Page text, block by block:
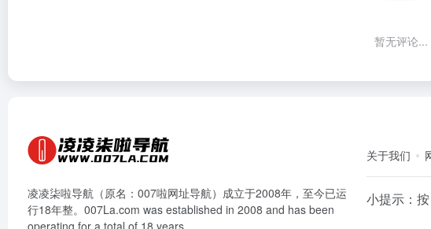
暂无评论...
凌凌柒啦导航（原名：007啦网址导航）成立于2008年，至今已运
行18年整。007La.com was established in 2008 and has been
operating for a total of 18 years.
关于我们
小提示：